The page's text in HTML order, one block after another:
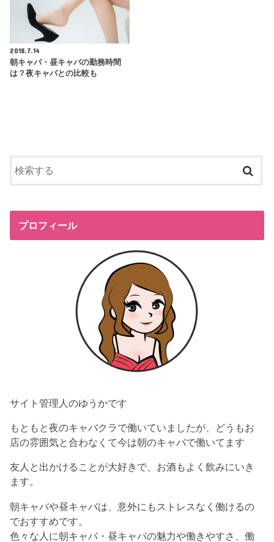
2018.7.14
朝キャバ・昼キャバの勤務時間
は？夜キャバとの比較も
プロフィール
サイト管理人のゆうかです
もともと夜のキャバクラで働いていましたが、どうもお
店の雰囲気と合わなくて今は朝のキャバで働いてます
友人と出かけることが大好きで、お酒もよく飲みにいき
ます。
朝キャバや昼キャバは、意外にもストレスなく働けるの
でおすすめです。
色々な人に朝キャバ・昼キャバの魅力や働きやすさ、働